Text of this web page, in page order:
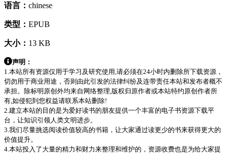
语言： chinese
类型： EPUB
大小： 13 KB
声明：
1.本站所有资源仅用于学习及研究使用,请必须在24小时内删除所下载资源，
切勿用于商业用途，否则由此引发的法律纠纷及连带责任本站和发布者概不
承担。除标明原创外均来自网络整理,版权归原作者或本站特约原创作者所
有,如侵犯到您权益请联系本站删除!
2.建立本站的目的是为爱好读书的朋友提供一个丰富的电子书资源下载平
台，让知识引领人类文明进步。
3.我们尽量挑选阅读价值较高的书籍，让大家通过读更少的书来获得更大的
价值提升。
4.本站投入了大量的精力和财力来整理和维护的，资源收费也是为给大家提